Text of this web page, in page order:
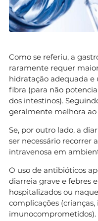
Como se referiu, a
raramente requer
hidratação adequada
fibra (para não
dos intestinos).
geralmente melhora ao
Se, por outro lado, a
ser necessário recorrer
intravenosa em
O uso de antibióticos
diarreia grave e febres
hospitalizados ou
complicações (crianças,
imunocomprometidos).